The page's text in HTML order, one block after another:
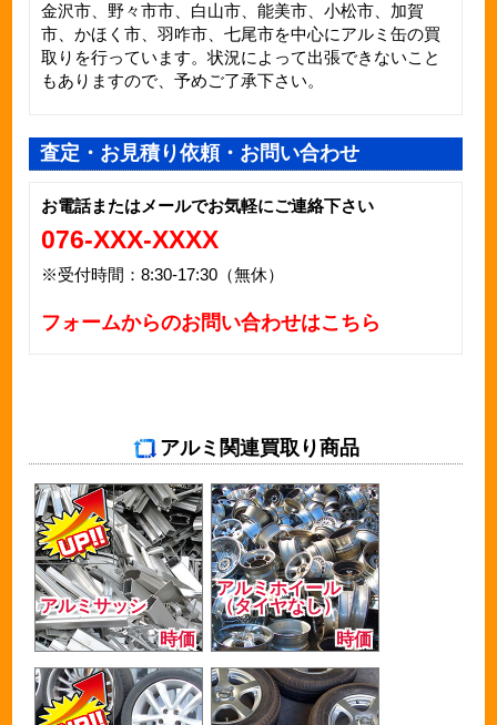
金沢市、野々市市、白山市、能美市、小松市、加賀
市、かほく市、羽咋市、七尾市を中心にアルミ缶の買
取りを行っています。状況によって出張できないこと
もありますので、予めご了承下さい。
査定・お見積り依頼・お問い合わせ
お電話またはメールでお気軽にご連絡下さい
076-XXX-XXXX
※受付時間：8:30-17:30（無休）
フォームからのお問い合わせはこちら
アルミ関連買取り商品
アルミサッシ
時価
アルミホイール
（タイヤなし）
時価